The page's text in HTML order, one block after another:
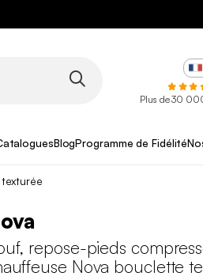
Plus de 30
BlogProgramme de Fidélité
repose-pieds
Nova bouclette